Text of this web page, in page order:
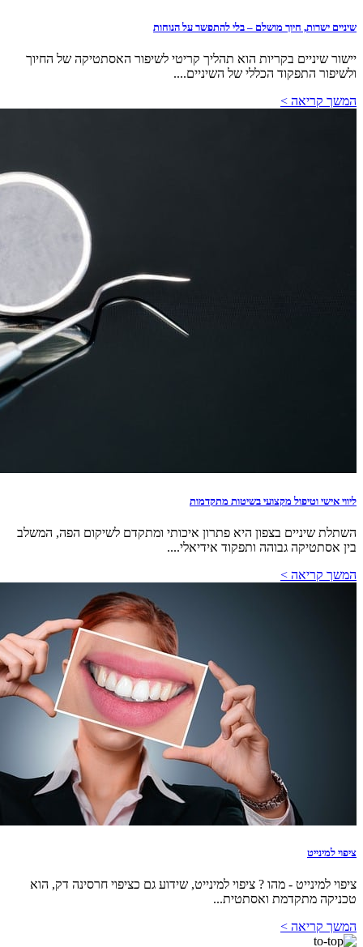
שיניים ישרות, חיוך מושלם – בלי להתפשר על הנוחות
יישור שיניים בקריות הוא תהליך קריטי לשיפור האסתטיקה של החיוך
ולשיפור התפקוד הכללי של השיניים....
המשך קריאה >
ליווי אישי וטיפול מקצועי בשיטות מתקדמות
השתלת שיניים בצפון היא פתרון איכותי ומתקדם לשיקום הפה, המשלב
בין אסתטיקה גבוהה ותפקוד אידיאלי....
המשך קריאה >
ציפוי למינייט
ציפוי למינייט - מהו ? ציפוי למינייט, שידוע גם כציפוי חרסינה דק, הוא
טכניקה מתקדמת ואסתטית...
המשך קריאה >